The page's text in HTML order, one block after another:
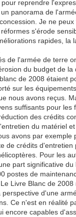
reprendre
panorama de
Je ne peux
s'érode
rapides, la
de l'armée de terre
du budget de la
de 2008 étaient
sur les
nous avons reçus.
suffisants pour les
des crédits
du matériel
avons par exemple
de crédits d'entretien
Pour les
part significative
postes de
Livre Blanc de 2008
perspective d'une
Ce n'est en réalité
encore capables